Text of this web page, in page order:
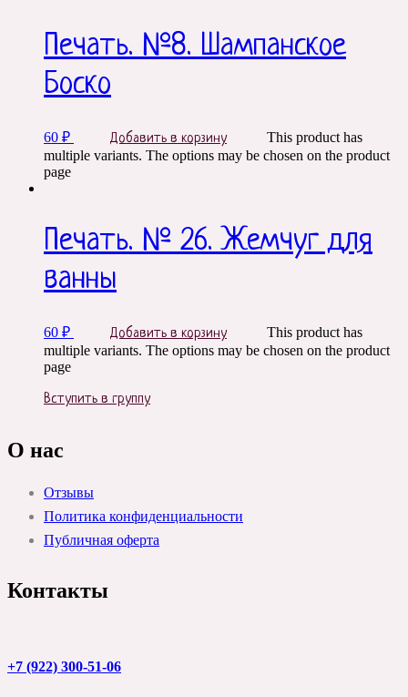
Печать. №8. Шампанское
Боско
60 ₽ Добавить в корзину
This product has
multiple variants. The options may be chosen on the product
page
Печать. № 26. Жемчуг для
ванны
60 ₽ Добавить в корзину
This product has
multiple variants. The options may be chosen on the product
page
Вступить в группу
О нас
Отзывы
Политика конфиденциальности
Публичная оферта
Контакты
+7 (922) 300-51-06